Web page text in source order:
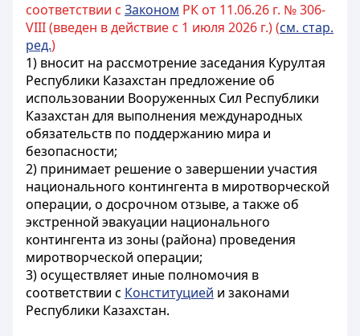
соответствии с Законом РК от 11.06.26 г. № 306-
VIII (введен в действие с 1 июля 2026 г.) (см. стар.
ред.)
1) вносит на рассмотрениезаседания Курултая
Республики Казахстан предложение об
использовании Вооруженных Сил Республики
Казахстан для выполнения международных
обязательств по поддержанию мира и
безопасности;
2) принимает решение о завершении участия
национального контингента в миротворческой
операции, о досрочном отзыве, а также об
экстренной эвакуации национального
контингента из зоны (района) проведения
миротворческой операции;
3) осуществляет иные полномочия в
соответствии с Конституцией и законами
Республики Казахстан.